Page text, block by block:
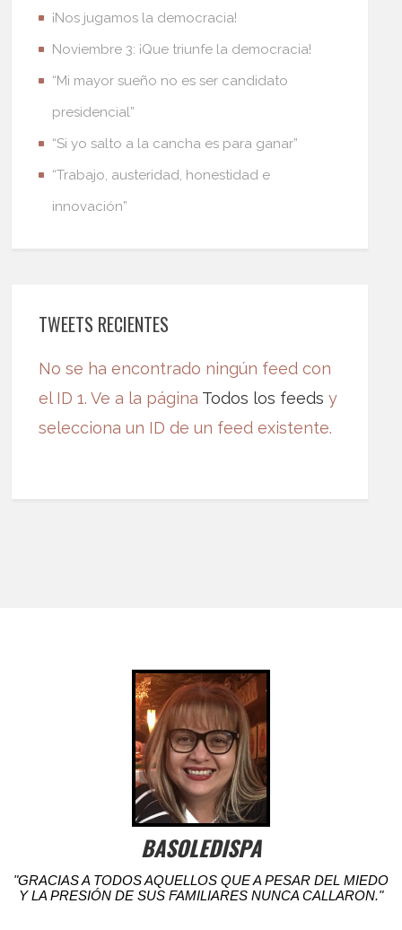
¡Nos jugamos la democracia!
Noviembre 3: ¡Que triunfe la democracia!
“Mi mayor sueño no es ser candidato
presidencial”
“Si yo salto a la cancha es para ganar”
“Trabajo, austeridad, honestidad e
innovación”
TWEETS RECIENTES
No se ha encontrado ningún feed con
el ID 1. Ve a la página Todos los feeds y
selecciona un ID de un feed existente.
BASOLEDISPA
"GRACIAS A TODOS AQUELLOS QUE A PESAR DEL MIEDO
Y LA PRESIÓN DE SUS FAMILIARES NUNCA CALLARON."